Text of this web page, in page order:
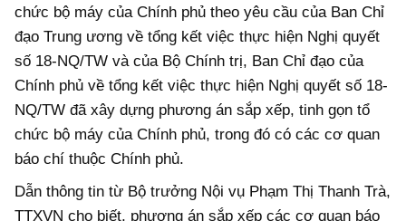
chức bộ máy của Chính phủ theo yêu cầu của Ban Chỉ
đạo Trung ương về tổng kết việc thực hiện Nghị quyết
số 18-NQ/TW và của Bộ Chính trị, Ban Chỉ đạo của
Chính phủ về tổng kết việc thực hiện Nghị quyết số 18-
NQ/TW đã xây dựng phương án sắp xếp, tinh gọn tổ
chức bộ máy của Chính phủ, trong đó có các cơ quan
báo chí thuộc Chính phủ.
Dẫn thông tin từ Bộ trưởng Nội vụ Phạm Thị Thanh Trà,
TTXVN cho biết, phương án sắp xếp các cơ quan báo